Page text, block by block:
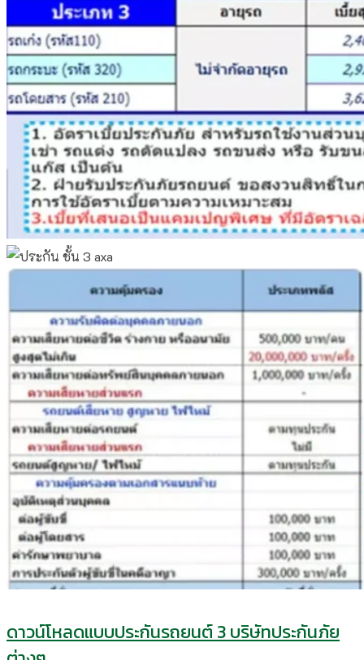
ดาวน์โหลดแบบประกันรถยนต์ 3 บริษัทประกันภัย